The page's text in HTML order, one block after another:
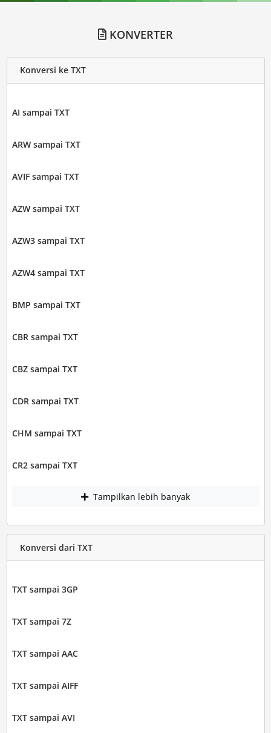
KONVERTER
Konversi ke TXT
AI sampai TXT
ARW sampai TXT
AVIF sampai TXT
AZW sampai TXT
AZW3 sampai TXT
AZW4 sampai TXT
BMP sampai TXT
CBR sampai TXT
CBZ sampai TXT
CDR sampai TXT
CHM sampai TXT
CR2 sampai TXT
Tampilkan lebih banyak
Konversi dari TXT
TXT sampai 3GP
TXT sampai 7Z
TXT sampai AAC
TXT sampai AIFF
TXT sampai AVI